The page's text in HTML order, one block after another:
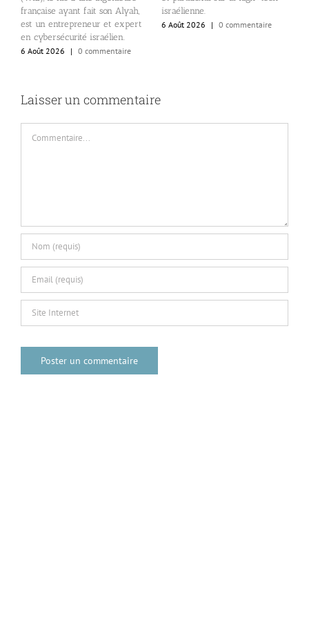
française ayant fait son Alyah,
est un entrepreneur et expert
en cybersécurité israélien.
6 Août 2026
| 0 commentaire
israélienne.
6 Août 2026
| 0 commentaire
Laisser un commentaire